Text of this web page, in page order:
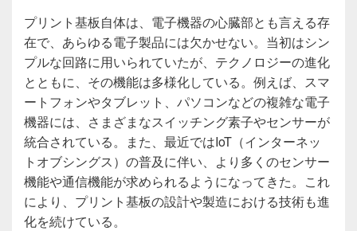
プリント基板自体は、電子機器の心臓部とも言える存
在で、あらゆる電子製品には欠かせない。当初はシン
プルな回路に用いられていたが、テクノロジーの進化
とともに、その機能は多様化している。例えば、スマ
ートフォンやタブレット、パソコンなどの複雑な電子
機器には、さまざまなスイッチング素子やセンサーが
統合されている。また、最近ではIoT（インターネッ
トオブシングス）の普及に伴い、より多くのセンサー
機能や通信機能が求められるようになってきた。これ
により、プリント基板の設計や製造における技術も進
化を続けている。